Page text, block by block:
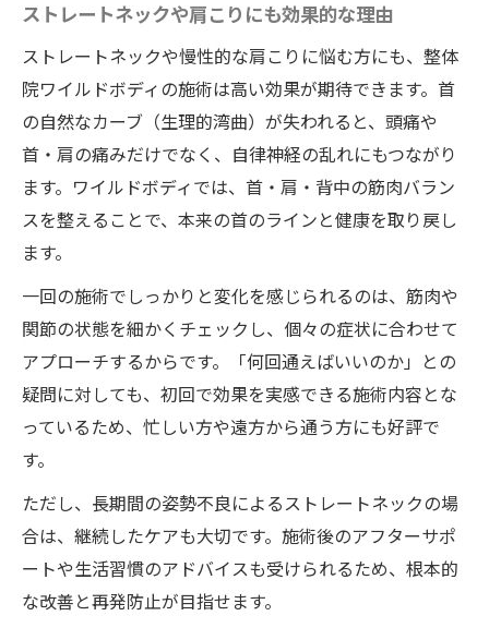
ストレートネックや肩こりにも効果的な理由
ストレートネックや慢性的な肩こりに悩む方にも、整体
院ワイルドボディの施術は高い効果が期待できます。首
の自然なカーブ（生理的湾曲）が失われると、頭痛や
首・肩の痛みだけでなく、自律神経の乱れにもつながり
ます。ワイルドボディでは、首・肩・背中の筋肉バラン
スを整えることで、本来の首のラインと健康を取り戻し
ます。
一回の施術でしっかりと変化を感じられるのは、筋肉や
関節の状態を細かくチェックし、個々の症状に合わせて
アプローチするからです。「何回通えばいいのか」との
疑問に対しても、初回で効果を実感できる施術内容とな
っているため、忙しい方や遠方から通う方にも好評で
す。
ただし、長期間の姿勢不良によるストレートネックの場
合は、継続したケアも大切です。施術後のアフターサポ
ートや生活習慣のアドバイスも受けられるため、根本的
な改善と再発防止が目指せます。